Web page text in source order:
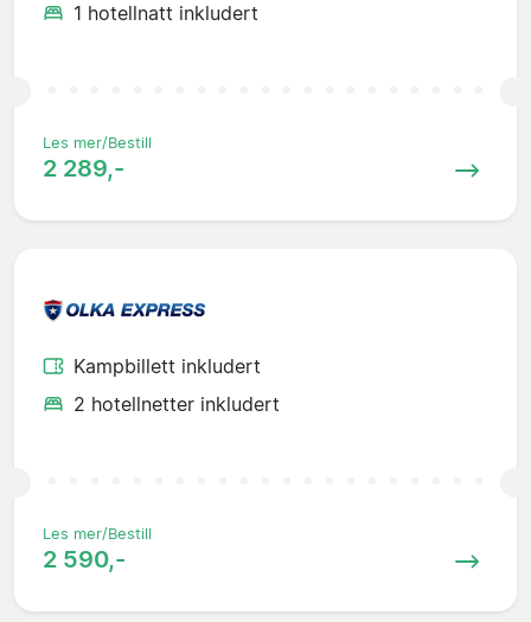
1 hotellnatt inkludert
Les mer/Bestill
2 289,-
Kampbillett inkludert
2 hotellnetter inkludert
Les mer/Bestill
2 590,-